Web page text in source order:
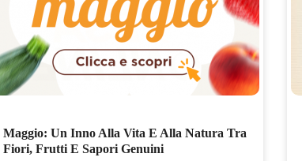
Maggio: Un Inno Alla Vita E Alla Natura Tra
Fiori, Frutti E Sapori Genuini